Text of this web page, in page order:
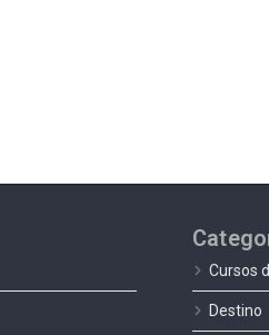
Cursos
Destino